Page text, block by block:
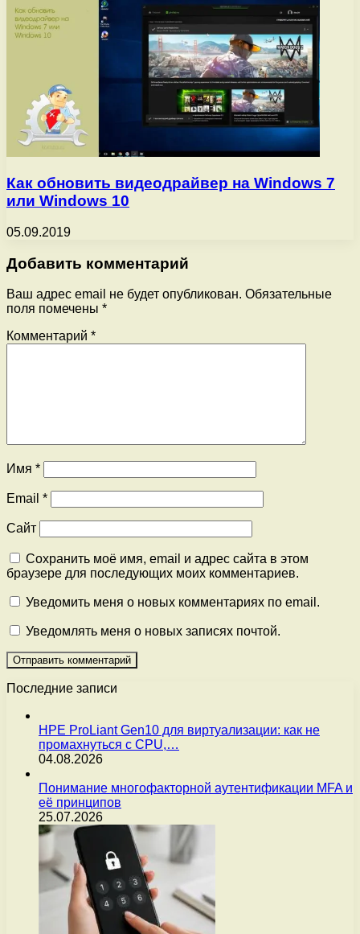
Как обновить видеодрайвер на Windows 7
или Windows 10
05.09.2019
Добавить комментарий
Ваш адрес email не будет опубликован. Обязательные
поля помечены *
Комментарий *
Имя *
Email *
Сайт
Сохранить моё имя, email и адрес сайта в этом
браузере для последующих моих комментариев.
Уведомить меня о новых комментариях по email.
Уведомлять меня о новых записях почтой.
Последние записи
HPE ProLiant Gen10 для виртуализации: как не
промахнуться с CPU,…
04.08.2026
Понимание многофакторной аутентификации MFA и
её принципов
25.07.2026